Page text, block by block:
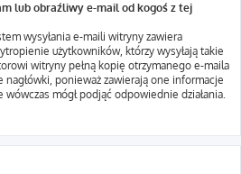
lub obraźliwy e-mail od kogoś z tej
wysyłania e-maili witryny zawiera
użytkowników, którzy wysyłają takie
witryny pełną kopię otrzymanego e-maila
nagłówki, ponieważ zawierają one informacje
mógł podjąć odpowiednie działania.